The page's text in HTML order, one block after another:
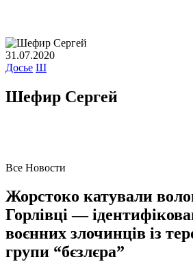
31.07.2020
Досье Ш
Шефир Сергей
Все Новости
Жорстоко катували
Горлівці —
воєнних злочинців із
групи “бєзлєра”